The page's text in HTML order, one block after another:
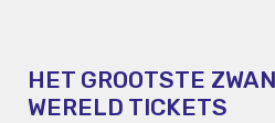
HET GROOTSTE
WERELD TICKETS